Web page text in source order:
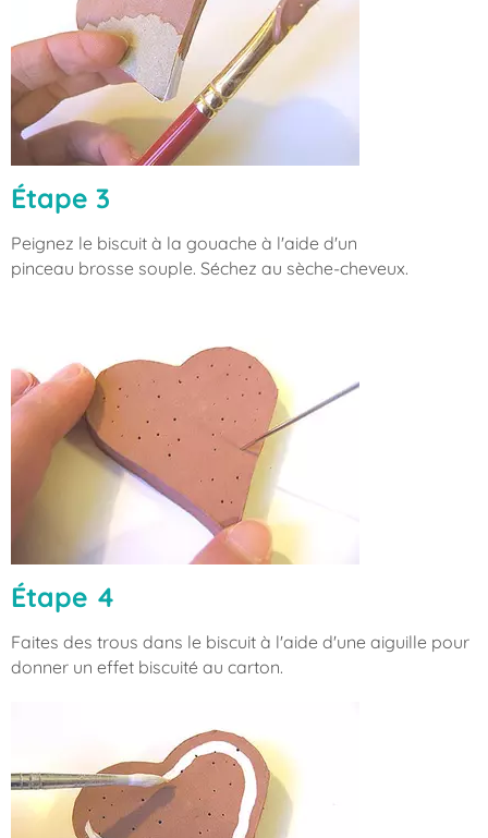
Étape 3
Peignez le biscuit à la gouache à l'aide d'un
pinceau brosse souple. Séchez au sèche-cheveux.
Étape 4
Faites des trous dans le biscuit à l'aide d'une aiguille pour
donner un effet biscuité au carton.